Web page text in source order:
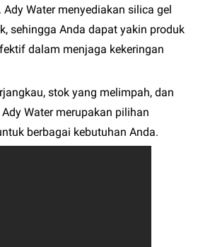
Water menyediakan silica gel
sehingga Anda dapat yakin produk
dalam menjaga kekeringan
stok yang melimpah, dan
Water merupakan pilihan
berbagai kebutuhan Anda.